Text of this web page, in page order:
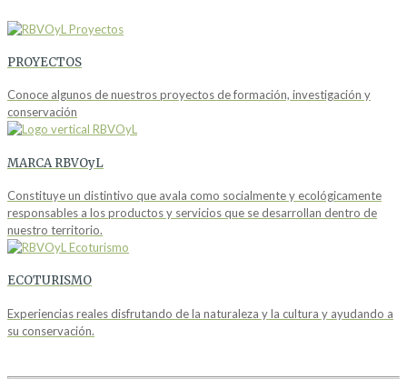
PROYECTOS
Conoce algunos de nuestros proyectos de formación, investigación y
conservación
MARCA RBVOyL
Constituye un distintivo que avala como socialmente y ecológicamente
responsables a los productos y servicios que se desarrollan dentro de
nuestro territorio.
ECOTURISMO
Experiencias reales disfrutando de la naturaleza y la cultura y ayudando a
su conservación.